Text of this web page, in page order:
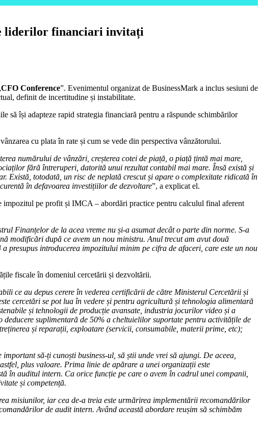
liderilor financiari invitați
CFO Conference”. Evenimentul organizat de BusinessMark a inclus sesiuni de
definit de incertitudine și instabilitate.
să își adapteze rapid strategia financiară pentru a răspunde schimbărilor
cu plata în rate și cum se vede din perspectiva vânzătorului.
numărului de vânzări, creșterea cotei de piață, o piață țintă mai mare,
fără întreruperi, datorită unui rezultat contabil mai mare. Însă există și
Există, totodată, un risc de neplată crescut și apare o complexitate ridicată în
în defavoarea investițiilor de dezvoltare”, a explicat el.
pe profit și IMCA – abordări practice pentru calculul final aferent
Finanțelor de la acea vreme nu și-a asumat decât o parte din norme. S-a
modificări după ce avem un nou ministru. Anul trecut am avut două
introducerea impozitului minim pe cifra de afaceri, care este un nou
fiscale în domeniul cercetării și dezvoltării.
ce au depus cerere în vederea certificării de către Ministerul Cercetării și
cercetări se pot lua în vedere și pentru agricultură și tehnologia alimentară
și tehnologii de producție avansate, industria jocurilor video și a
suplimentară de 50% a cheltuielilor suportate pentru activitățile de
și reparații, exploatare (servicii, consumabile, materii prime, etc);
important să-ți cunoști business-ul, să știi unde vrei să ajungi. De aceea,
plus valoare. Prima linie de apărare a unei organizații este
în auditul intern. Ca orice funcție pe care o avem în cadrul unei companii,
și competență.
misiunilor, iar cea de-a treia este urmărirea implementării recomandărilor
de audit intern. Având această abordare reușim să schimbăm